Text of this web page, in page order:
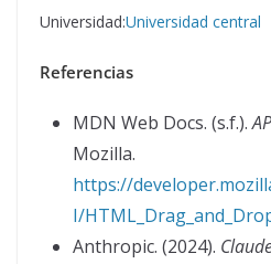
Universidad:Universidad central
Referencias
MDN Web Docs. (s.f.).
Mozilla.
https://
I/
Anthropic. (2024).